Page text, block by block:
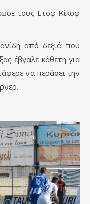
τους Ετόφ Κίκοφ
από δεξιά που
έβγαλε κάθετη για
να περάσει την